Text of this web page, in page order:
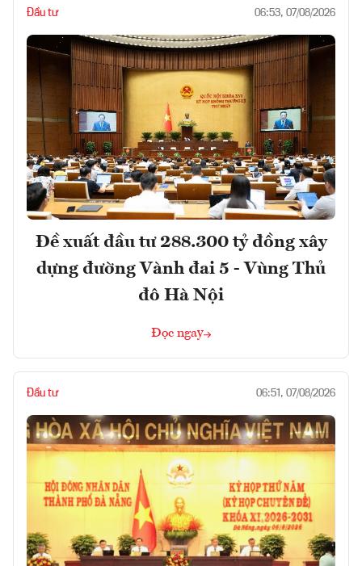
Đầu tư 06:53, 07/08/2026
Đề xuất đầu tư 288.300 tỷ đồng xây
dựng đường Vành đai 5 - Vùng Thủ
đô Hà Nội
Đọc ngay
Đầu tư 06:51, 07/08/2026